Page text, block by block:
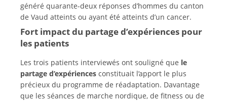
généré quarante-deux réponses d’hommes du canton
de Vaud atteints ou ayant été atteints d’un cancer.
Fort impact du partage d’expériences pour
les patients
Les trois patients interviewés ont souligné que le
partage d’expériences constituait l’apport le plus
précieux du programme de réadaptation. Davantage
que les séances de marche nordique, de fitness ou de